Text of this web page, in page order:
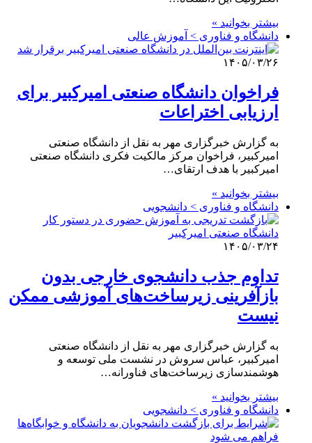
بیشتر بخوانید »
دانشگاه و فناوری > آموزش عالی
۱۴۰۵/۰۳/۲۶
فراخوان دانشگاه صنعتی امیرکبیر برای
ارزیابی اختراعات
به گزارش خبرگزاری مهر به نقل از دانشگاه صنعتی
امیرکبیر، فراخوان مرکز مالکیت فکری دانشگاه صنعتی
امیرکبیر با هدف ارتقای…
بیشتر بخوانید »
دانشگاه و فناوری > دانشجویی
۱۴۰۵/۰۳/۲۴
تداوم جذب دانشجوی خارجی بدون
بازآفرینی زیرساخت‌های آموزشی ممکن
نیست
به گزارش خبرگزاری مهر به نقل از دانشگاه صنعتی
امیرکبیر، عباس سروش در نشست ملی توسعه و
هوشمندسازی زیرساخت‌های فناورانه…
بیشتر بخوانید »
دانشگاه و فناوری > دانشجویی